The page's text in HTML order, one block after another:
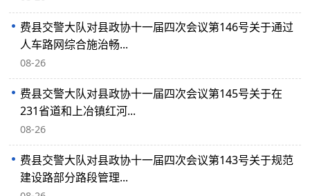
费县交警大队对县政协十一届四次会议第146号关于通过
人车路网综合施治畅...
08-26
费县交警大队对县政协十一届四次会议第145号关于在
231省道和上冶镇红河...
08-26
费县交警大队对县政协十一届四次会议第143号关于规范
建设路部分路段管理...